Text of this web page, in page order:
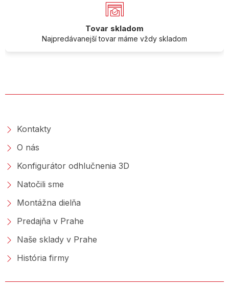
Tovar skladom
Najpredávanejší tovar máme vždy skladom
Kontakty
O nás
Konfigurátor odhlučnenia 3D
Natočili sme
Montážna dielňa
Predajňa v Prahe
Naše sklady v Prahe
História firmy